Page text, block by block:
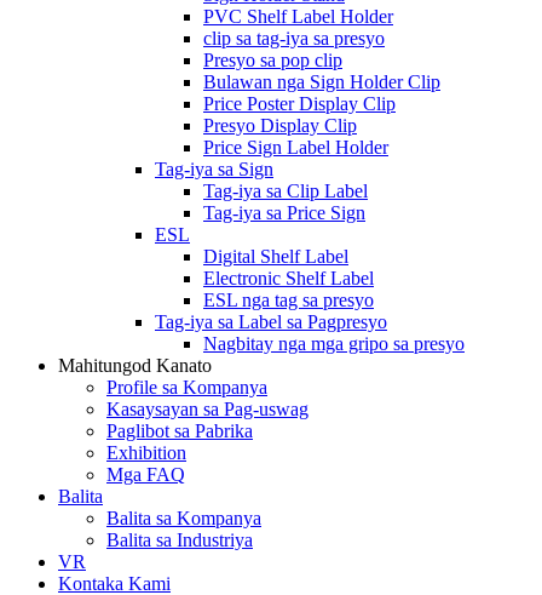
PVC Shelf Label Holder
clip sa tag-iya sa presyo
Presyo sa pop clip
Bulawan nga Sign Holder Clip
Price Poster Display Clip
Presyo Display Clip
Price Sign Label Holder
Tag-iya sa Sign
Tag-iya sa Clip Label
Tag-iya sa Price Sign
ESL
Digital Shelf Label
Electronic Shelf Label
ESL nga tag sa presyo
Tag-iya sa Label sa Pagpresyo
Nagbitay nga mga gripo sa presyo
Mahitungod Kanato
Profile sa Kompanya
Kasaysayan sa Pag-uswag
Paglibot sa Pabrika
Exhibition
Mga FAQ
Balita
Balita sa Kompanya
Balita sa Industriya
VR
Kontaka Kami